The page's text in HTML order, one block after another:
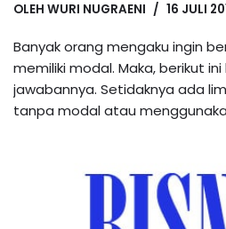
OLEH WURI NUGRAENI 16 JULI
Banyak orang mengaku ingin
memiliki modal. Maka, berikut
jawabannya. Setidaknya ada
tanpa modal atau